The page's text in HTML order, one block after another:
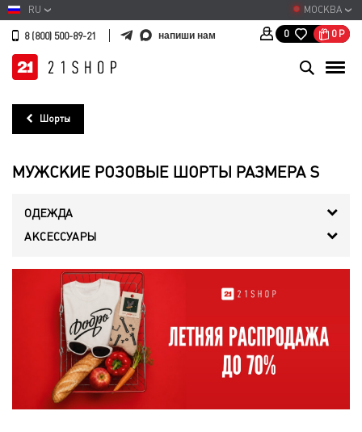
МОСКВА
RU
8 (800) 500-89-21 напиши нам 0 0 Р
Шорты
МУЖСКИЕ РОЗОВЫЕ ШОРТЫ РАЗМЕРА S
ОДЕЖДА
АКСЕССУАРЫ